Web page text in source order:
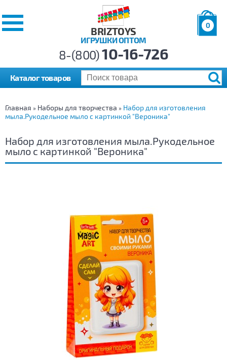
BRIZTOYS
ИГРУШКИ ОПТОМ
0
р.
8-(800)10-16-726
Каталог товаров
Главная » Наборы для творчества » Набор для изготовления
мыла.Рукодельное мыло с картинкой "Вероника"
Набор для изготовления мыла.Рукодельное
мыло с картинкой "Вероника"